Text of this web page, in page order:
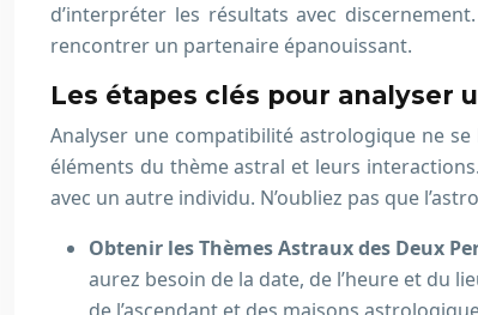
d’interpréter les résultats avec
rencontrer un partenaire épanouissant.
Les étapes clés pour analyser
Analyser une compatibilité astrologique ne se
éléments du thème astral et leurs
avec un autre individu. N’oubliez pas que
Obtenir les Thèmes Astraux des Deux
aurez besoin de la date, de l’heure et du